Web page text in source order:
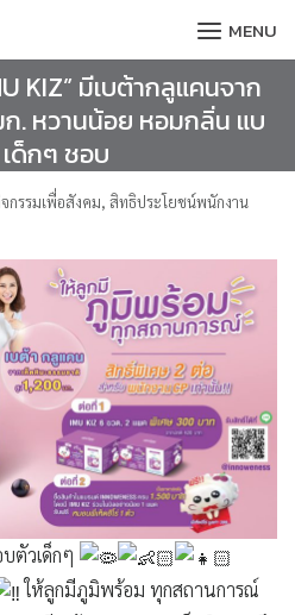
MENU
KIZ” มีเบต้ากลูแคนจาก
. หวานน้อย หอมกลิ่น แบ
ด็กๆ ชอบ
กรรมเพื่อสังคม, สิทธิประโยชน์พนักงาน
ตัวเด็กๆ
ให้ลูกมีภูมิพร้อม ทุกสถานการณ์